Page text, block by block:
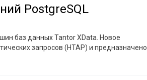
PostgreSQL
баз данных Tantor XData. Новое
запросов (HTAP) и предназначено